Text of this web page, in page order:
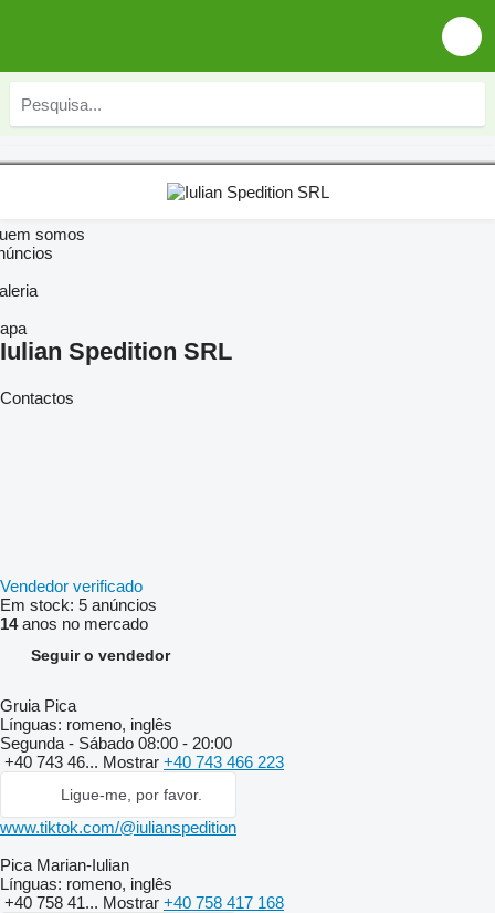
somos
Iulian Spedition SRL
Contactos
Vendedor verificado
Em stock: 5 anúncios
14anos no mercado
Seguir o vendedor
Gruia Pica
Línguas: romeno, inglês
Segunda - Sábado 08:00 - 20:00
+40 743 46... Mostrar +40 743 466 223
Ligue-me, por favor.
www.tiktok.com/@iulianspedition
Pica Marian-Iulian
Línguas: romeno, inglês
+40 758 41... Mostrar +40 758 417 168